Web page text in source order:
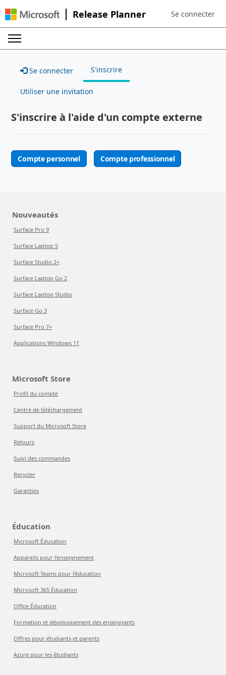
Release Planner Sign in to your
Se connecter
Se connecter S'inscrire
Utiliser une invitation
S'inscrire à l'aide d'un compte externe
Compte personnel Compte professionnel
Nouveautés
Surface Pro 9
Surface Laptop 5
Surface Studio 2+
Surface Laptop Go 2
Surface Laptop Studio
Surface Go 3
Surface Pro 7+
Applications Windows 11
Microsoft Store
Profil du compte
Centre de téléchargement
Support du Microsoft Store
Retours
Suivi des commandes
Recycler
Garanties
Éducation
Microsoft Éducation
Appareils pour l’enseignement
Microsoft Teams pour l’éducation
Microsoft 365 Éducation
Office Éducation
Formation et développement des enseignants
Offres pour étudiants et parents
Azure pour les étudiants